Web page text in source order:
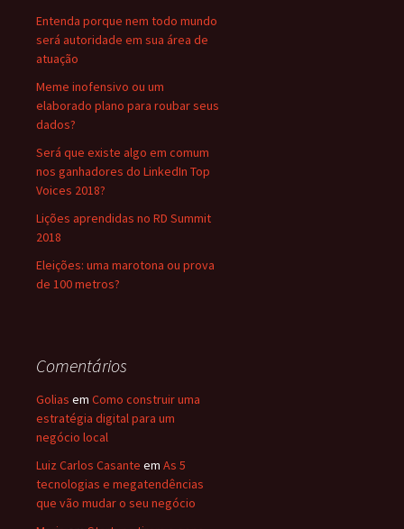
Entenda porque nem todo mundo
será autoridade em sua área de
atuação
Meme inofensivo ou um
elaborado plano para roubar seus
dados?
Será que existe algo em comum
nos ganhadores do LinkedIn Top
Voices 2018?
Lições aprendidas no RD Summit
2018
Eleições: uma marotona ou prova
de 100 metros?
Comentários
Golias em Como construir uma
estratégia digital para um
negócio local
Luiz Carlos Casante em As 5
tecnologias e megatendências
que vão mudar o seu negócio